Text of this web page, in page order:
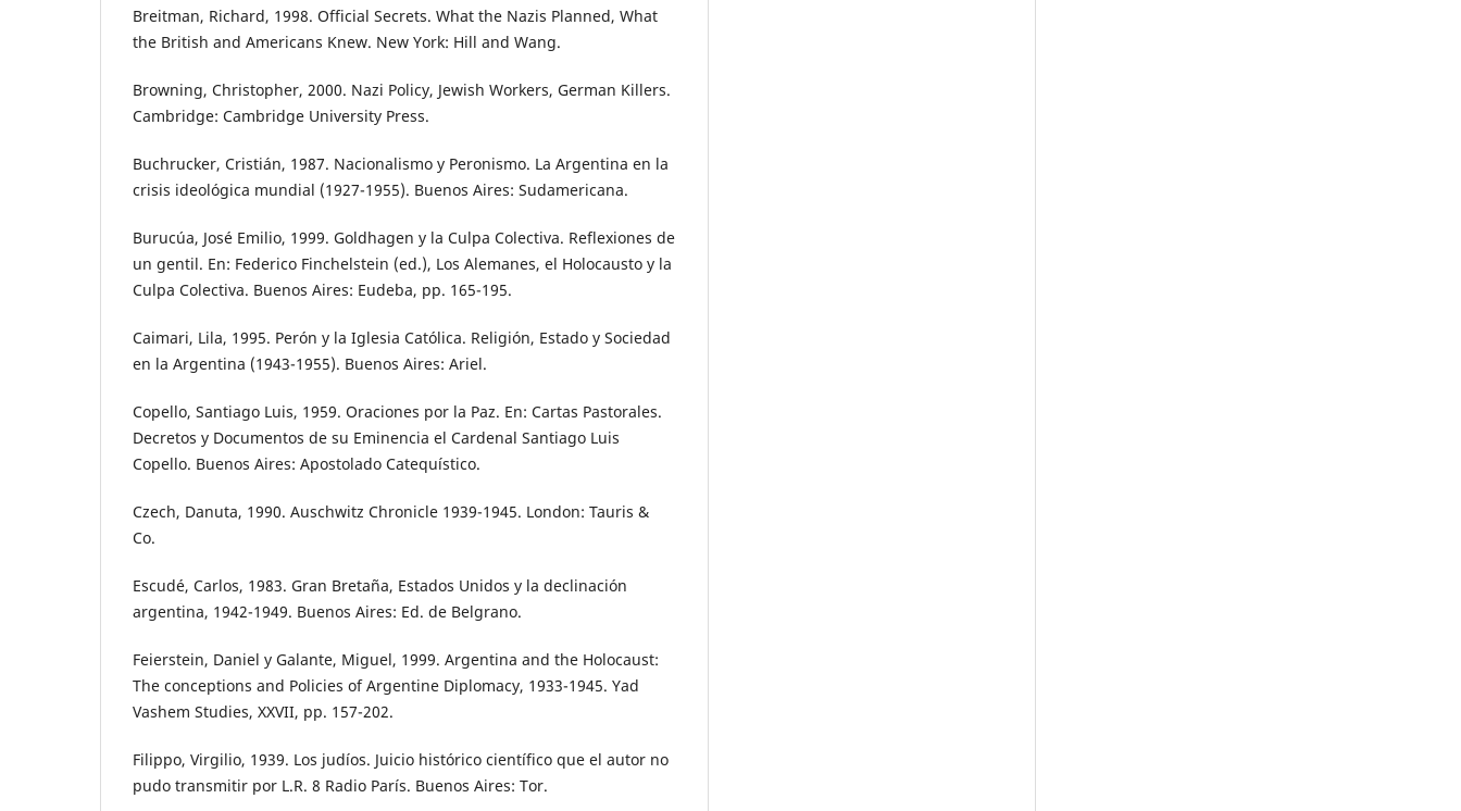
Breitman, Richard, 1998. Official Secrets. What the Nazis Planned, What
the British and Americans Knew. New York: Hill and Wang.
Browning, Christopher, 2000. Nazi Policy, Jewish Workers, German Killers.
Cambridge: Cambridge University Press.
Buchrucker, Cristián, 1987. Nacionalismo y Peronismo. La Argentina en la
crisis ideológica mundial (1927-1955). Buenos Aires: Sudamericana.
Burucúa, José Emilio, 1999. Goldhagen y la Culpa Colectiva. Reflexiones de
un gentil. En: Federico Finchelstein (ed.), Los Alemanes, el Holocausto y la
Culpa Colectiva. Buenos Aires: Eudeba, pp. 165-195.
Caimari, Lila, 1995. Perón y la Iglesia Católica. Religión, Estado y Sociedad
en la Argentina (1943-1955). Buenos Aires: Ariel.
Copello, Santiago Luis, 1959. Oraciones por la Paz. En: Cartas Pastorales.
Decretos y Documentos de su Eminencia el Cardenal Santiago Luis
Copello. Buenos Aires: Apostolado Catequístico.
Czech, Danuta, 1990. Auschwitz Chronicle 1939-1945. London: Tauris &
Co.
Escudé, Carlos, 1983. Gran Bretaña, Estados Unidos y la declinación
argentina, 1942-1949. Buenos Aires: Ed. de Belgrano.
Feierstein, Daniel y Galante, Miguel, 1999. Argentina and the Holocaust:
The conceptions and Policies of Argentine Diplomacy, 1933-1945. Yad
Vashem Studies, XXVII, pp. 157-202.
Filippo, Virgilio, 1939. Los judíos. Juicio histórico científico que el autor no
pudo transmitir por L.R. 8 Radio París. Buenos Aires: Tor.